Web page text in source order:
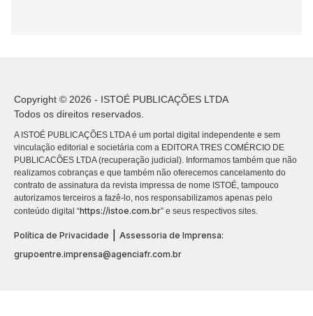
Copyright © 2026 - ISTOÉ PUBLICAÇÕES LTDA
Todos os direitos reservados.
A ISTOÉ PUBLICAÇÕES LTDA é um portal digital independente e sem
vinculação editorial e societária com a EDITORA TRES COMÉRCIO DE
PUBLICACÕES LTDA (recuperação judicial). Informamos também que não
realizamos cobranças e que também não oferecemos cancelamento do
contrato de assinatura da revista impressa de nome ISTOÉ, tampouco
autorizamos terceiros a fazê-lo, nos responsabilizamos apenas pelo
conteúdo digital “https://istoe.com.br” e seus respectivos sites.
Política de Privacidade
Assessoria de Imprensa:
grupoentre.imprensa@agenciafr.com.br